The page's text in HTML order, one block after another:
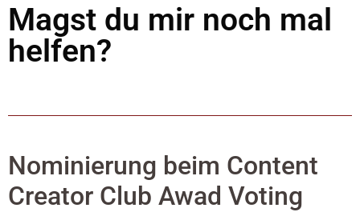
Magst du mir noch mal
helfen?
Nominierung beim Content
Creator Club Awad Voting